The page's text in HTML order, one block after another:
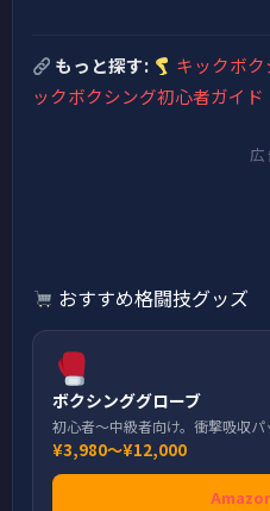
もっと探す: キックボ
ックボクシング初心者ガイド
おすすめ格闘技グッズ
ボクシンググローブ
初心者〜中級者向け。衝撃吸収パ
¥3,980〜¥12,000